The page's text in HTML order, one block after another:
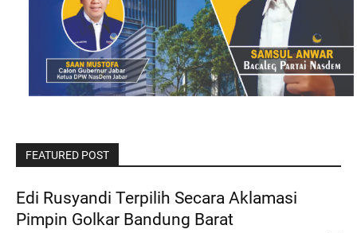
FEATURED POST
Edi Rusyandi Terpilih Secara Aklamasi
Pimpin Golkar Bandung Barat